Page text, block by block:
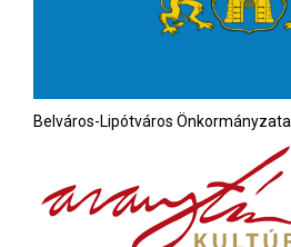
Belváros-Lipótváros Önkormányzata